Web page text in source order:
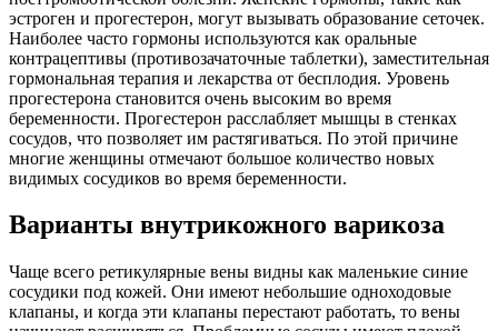
эстроген и прогестерон, могут вызывать образование сеточек.
Наиболее часто гормоны используются как оральные
контрацептивы (противозачаточные таблетки), заместительная
гормональная терапия и лекарства от бесплодия. Уровень
прогестерона становится очень высоким во время
беременности. Прогестерон расслабляет мышцы в стенках
сосудов, что позволяет им растягиваться. По этой причине
многие женщины отмечают большое количество новых
видимых сосудиков во время беременности.
Варианты внутрикожного варикоза
Чаще всего ретикулярные вены видны как маленькие синие
сосудики под кожей. Они имеют небольшие одноходовые
клапаны, и когда эти клапаны перестают работать, то вены